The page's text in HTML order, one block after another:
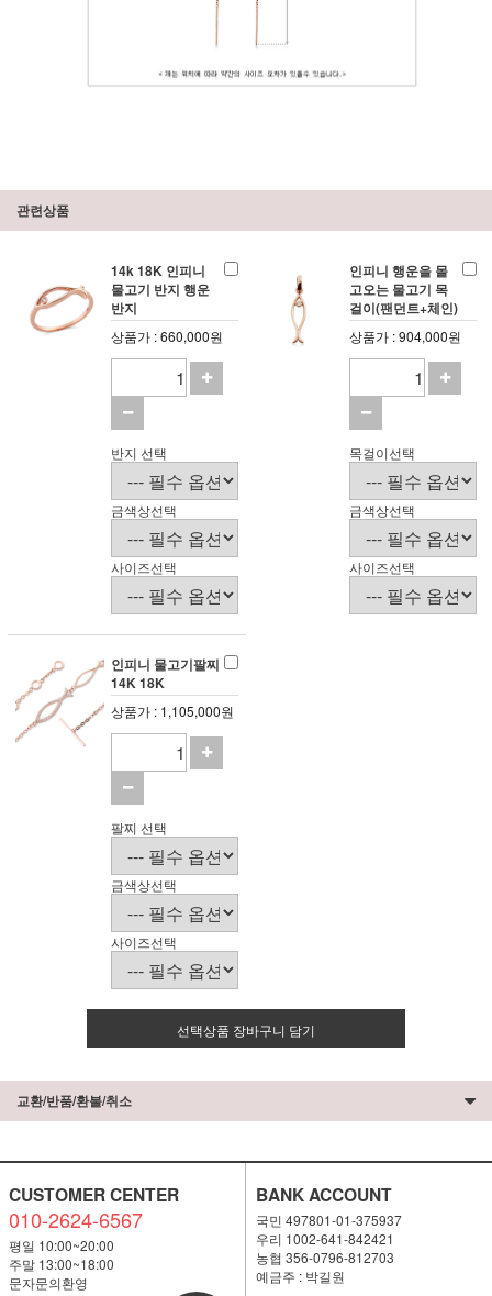
관련상품
14k 18K 인피니
물고기 반지 행운
반지
상품가 : 660,000원
반지 선택
금색상선택
사이즈선택
인피니 행운을 몰
고오는 물고기 목
걸이(팬던트+체인)
상품가 : 904,000원
목걸이선택
금색상선택
사이즈선택
인피니 물고기팔찌
14K 18K
상품가 : 1,105,000원
팔찌 선택
금색상선택
사이즈선택
선택상품 장바구니 담기
교환/반품/환불/취소
CUSTOMER CENTER
010-2624-6567
평일 10:00~20:00
주말 13:00~18:00
문자문의환영
BANK ACCOUNT
국민 497801-01-375937
우리 1002-641-842421
농협 356-0796-812703
예금주 : 박길원